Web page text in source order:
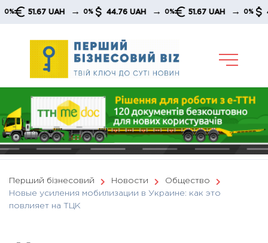
Skip
51.67 UAH → 0% 44.76 UAH → 0% 51.67 UAH → 0% 44.76
Перший бізнесовий Новости
Общество
Новые усиления мобилизации в Украине: как это
повлияет на ТЦК